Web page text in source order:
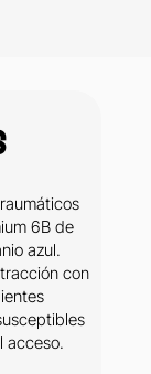
6B de
azul.
con
acceso.